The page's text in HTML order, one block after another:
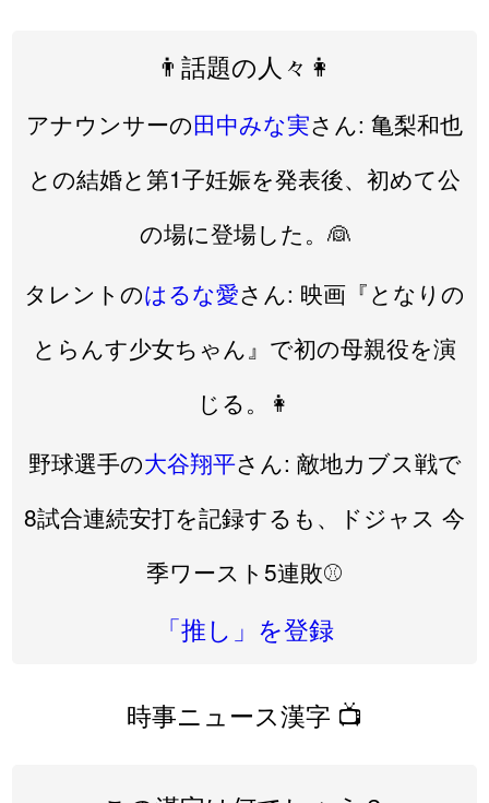
👨話題の人々👩
アナウンサーの田中みな実さん: 亀梨和也
との結婚と第1子妊娠を発表後、初めて公
の場に登場した。👰
タレントのはるな愛さん: 映画『となりの
とらんす少女ちゃん』で初の母親役を演
じる。👩
野球選手の大谷翔平さん: 敵地カブス戦で
8試合連続安打を記録するも、ドジャス 今
季ワースト5連敗⚾️
「推し」を登録
時事ニュース漢字 📺